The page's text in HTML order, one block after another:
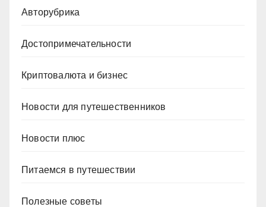
Авторубрика
Достопримечательности
Криптовалюта и бизнес
Новости для путешественников
Новости плюс
Питаемся в путешествии
Полезные советы